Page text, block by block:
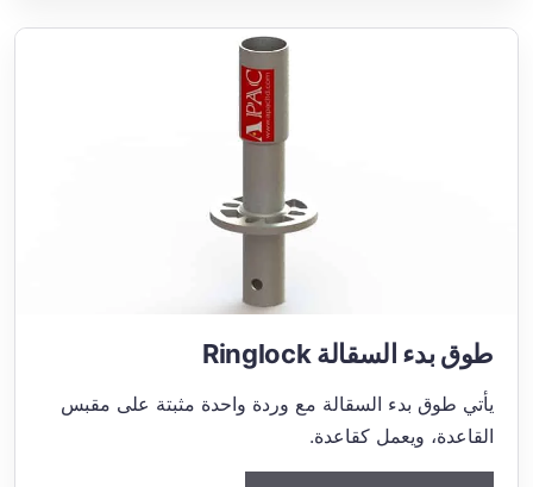
طوق بدء السقالة Ringlock
يأتي طوق بدء السقالة مع وردة واحدة مثبتة على مقبس
القاعدة، ويعمل كقاعدة.